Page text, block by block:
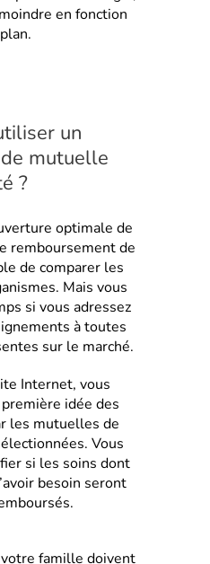
en fonction
un
mutuelle
?
optimale de
remboursement de
de comparer les
Mais vous
si vous adressez
à toutes
sur le marché.
Internet, vous
idée des
les mutuelles de
Vous
si les soins dont
besoin seront
famille doivent